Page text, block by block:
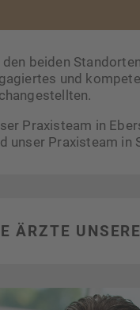
den beiden
und
Praxisteam in
unser Praxisteam in
ÄRZTE